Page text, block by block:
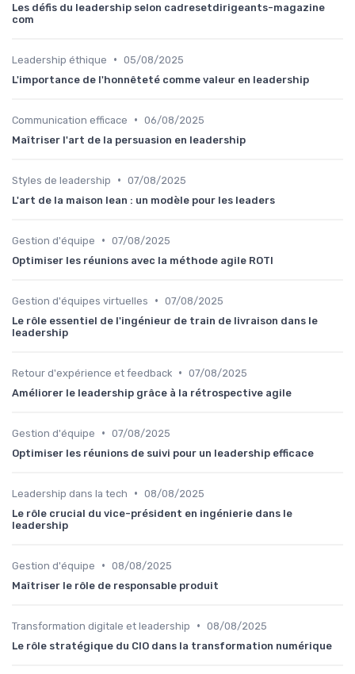
Les défis du leadership selon cadresetdirigeants-magazine
com
Leadership éthique • 05/08/2025
L'importance de l'honnêteté comme valeur en leadership
Communication efficace • 06/08/2025
Maîtriser l'art de la persuasion en leadership
Styles de leadership • 07/08/2025
L'art de la maison lean : un modèle pour les leaders
Gestion d'équipe • 07/08/2025
Optimiser les réunions avec la méthode agile ROTI
Gestion d'équipes virtuelles • 07/08/2025
Le rôle essentiel de l'ingénieur de train de livraison dans le
leadership
Retour d'expérience et feedback • 07/08/2025
Améliorer le leadership grâce à la rétrospective agile
Gestion d'équipe • 07/08/2025
Optimiser les réunions de suivi pour un leadership efficace
Leadership dans la tech • 08/08/2025
Le rôle crucial du vice-président en ingénierie dans le
leadership
Gestion d'équipe • 08/08/2025
Maîtriser le rôle de responsable produit
Transformation digitale et leadership • 08/08/2025
Le rôle stratégique du CIO dans la transformation numérique